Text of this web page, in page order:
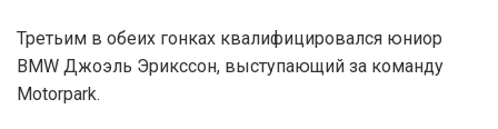
Третьим в обеих гонках квалифицировался юниор
BMW Джоэль Эрикссон, выступающий за команду
Motorpark.